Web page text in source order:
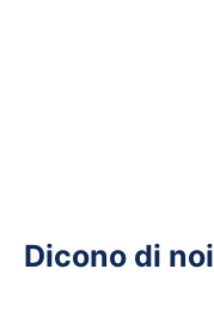
Dicono di noi